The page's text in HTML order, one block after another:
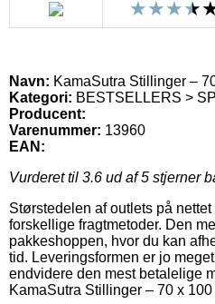
Navn: KamaSutra Stillinger –
Kategori: BESTSELLERS >
Producent:
Varenummer: 13960
EAN:
Vurderet til 3.6 ud af 5 stjerner
Størstedelen af outlets på
forskellige fragtmetoder. Den
pakkeshoppen, hvor du kan
tid. Leveringsformen er jo
endvidere den mest betalelige
KamaSutra Stillinger – 70 x 100